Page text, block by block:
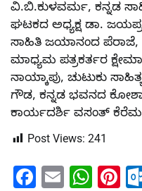
ವಿ.ಬಿ.ಕುಳವರ್ಮ, ಕನ್ನಡ
ಘಟಕದ ಅಧ್ಯಕ್ಷ ಡಾ.
ಸಾಹಿತಿ ಜಯಾನಂದ ಪೆರಾಜೆ,
ಮಾಧ್ಯಮ ಪತ್ರಕರ್ತರ
ನಾಯ್ಕಾಪು, ಚುಟುಕು
ಗೌಡ, ಕನ್ನಡ ಭವನದ
ಕಾರ್ಯದರ್ಶಿ ವಸಂತ್
Post Views: 241
Facebook
Email